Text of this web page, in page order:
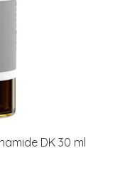
DK 30 ml